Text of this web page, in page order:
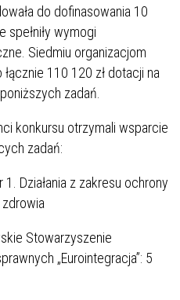
do dofinasowania 10
spełniły wymogi
Siedmiu organizacjom
łącznie 110 120 zł dotacji na
zadań.
konkursu otrzymali wsparcie
zadań:
1. Działania z zakresu ochrony
Stowarzyszenie
„Eurointegracja”: 5